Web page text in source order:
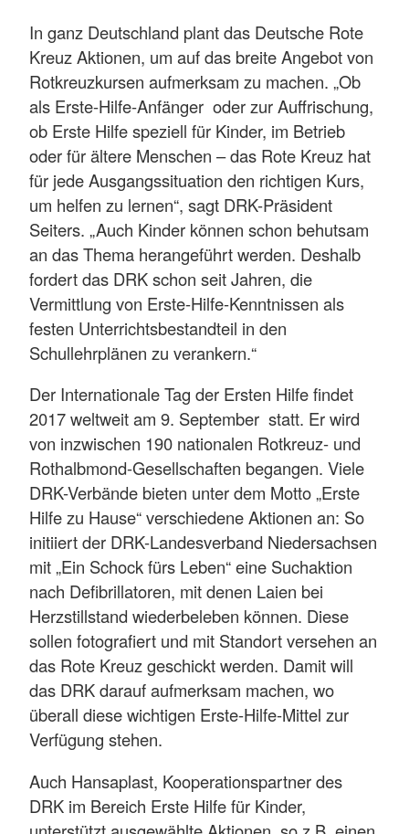
In ganz Deutschland plant das Deutsche Rote
Kreuz Aktionen, um auf das breite Angebot von
Rotkreuzkursen aufmerksam zu machen. „Ob
als Erste-Hilfe-Anfänger oder zur Auffrischung,
ob Erste Hilfe speziell für Kinder, im Betrieb
oder für ältere Menschen – das Rote Kreuz hat
für jede Ausgangssituation den richtigen Kurs,
um helfen zu lernen“, sagt DRK-Präsident
Seiters. „Auch Kinder können schon behutsam
an das Thema herangeführt werden. Deshalb
fordert das DRK schon seit Jahren, die
Vermittlung von Erste-Hilfe-Kenntnissen als
festen Unterrichtsbestandteil in den
Schullehrplänen zu verankern.“
Der Internationale Tag der Ersten Hilfe findet
2017 weltweit am 9. September statt. Er wird
von inzwischen 190 nationalen Rotkreuz- und
Rothalbmond-Gesellschaften begangen. Viele
DRK-Verbände bieten unter dem Motto „Erste
Hilfe zu Hause“ verschiedene Aktionen an: So
initiiert der DRK-Landesverband Niedersachsen
mit „Ein Schock fürs Leben“ eine Suchaktion
nach Defibrillatoren, mit denen Laien bei
Herzstillstand wiederbeleben können. Diese
sollen fotografiert und mit Standort versehen an
das Rote Kreuz geschickt werden. Damit will
das DRK darauf aufmerksam machen, wo
überall diese wichtigen Erste-Hilfe-Mittel zur
Verfügung stehen.
Auch Hansaplast, Kooperationspartner des
DRK im Bereich Erste Hilfe für Kinder,